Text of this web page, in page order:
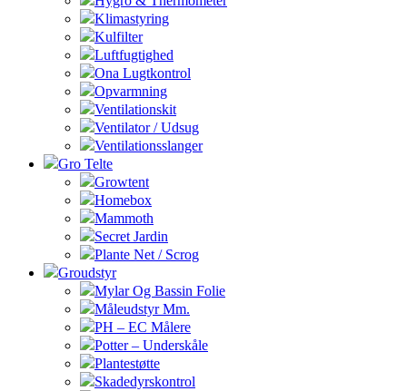
Klimastyring
Kulfilter
Luftfugtighed
Ona Lugtkontrol
Opvarmning
Ventilationskit
Ventilator / Udsug
Ventilationsslanger
Gro Telte
Growtent
Homebox
Mammoth
Secret Jardin
Plante Net / Scrog
Groudstyr
Mylar Og Bassin Folie
Måleudstyr Mm.
PH – EC Målere
Potter – Underskåle
Plantestøtte
Skadedyrskontrol